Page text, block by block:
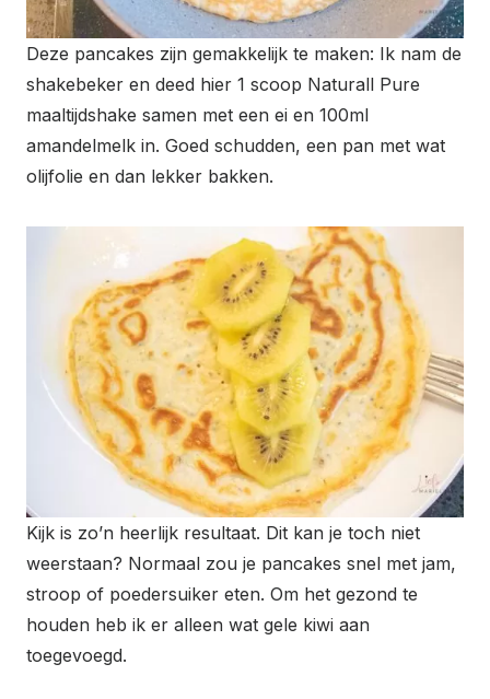
Deze pancakes zijn gemakkelijk te maken: Ik nam de
shakebeker en deed hier 1 scoop Naturall Pure
maaltijdshake samen met een ei en 100ml
amandelmelk in. Goed schudden, een pan met wat
olijfolie en dan lekker bakken.
Kijk is zo’n heerlijk resultaat. Dit kan je toch niet
weerstaan? Normaal zou je pancakes snel met jam,
stroop of poedersuiker eten. Om het gezond te
houden heb ik er alleen wat gele kiwi aan
toegevoegd.